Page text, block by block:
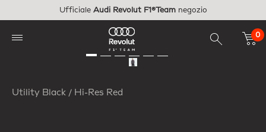
Ufficiale Audi Revolut F1®Teamnegozio
0
Utility Black / Hi-Res Red